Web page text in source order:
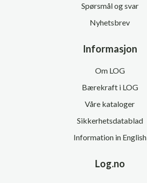
Spørsmål og svar
Nyhetsbrev
Informasjon
Om LOG
Bærekraft i LOG
Våre kataloger
Sikkerhetsdatablad
Information in English
Log.no